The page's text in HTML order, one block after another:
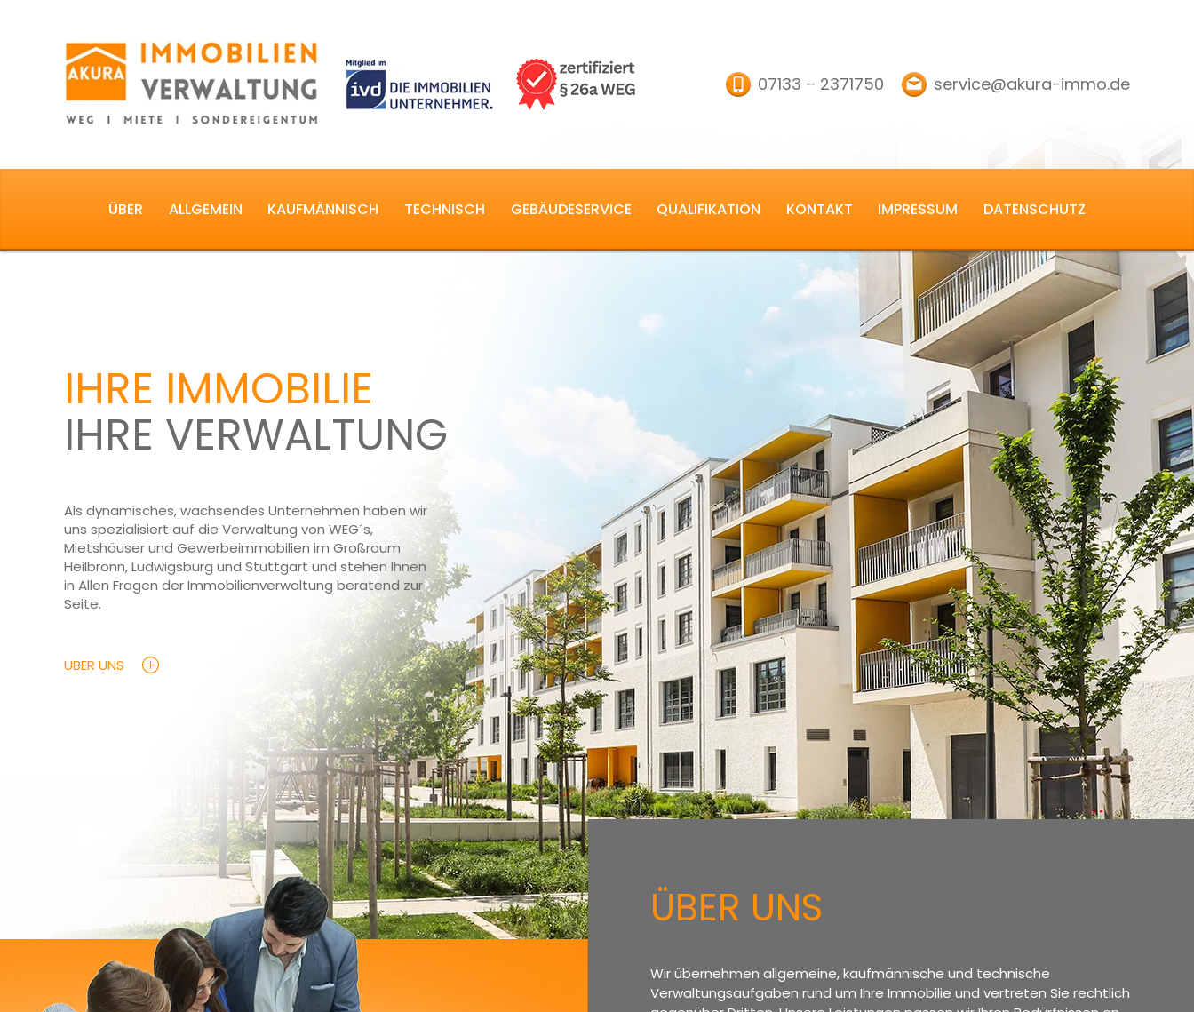
07133 – 2371750 service@akura-immo.de
ÜBER ALLGEMEIN KAUFMÄNNISCH TECHNISCH GEBÄUDESERVICE QUALIFIKATION KONTAKT IMPRESSUM DATENSCHUTZ
IHRE IMMOBILIE
IHRE VERWALTUNG
Als dynamisches, wachsendes Unternehmen haben wir
uns spezialisiert auf die Verwaltung von WEG´s,
Mietshäuser und Gewerbeimmobilien im Großraum
Heilbronn, Ludwigsburg und Stuttgart und stehen Ihnen
in Allen Fragen der Immobilienverwaltung beratend zur
Seite.
UBER UNS
ÜBER UNS
Wir übernehmen allgemeine, kaufmännische und technische
Verwaltungsaufgaben rund um Ihre Immobilie und vertreten Sie rechtlich